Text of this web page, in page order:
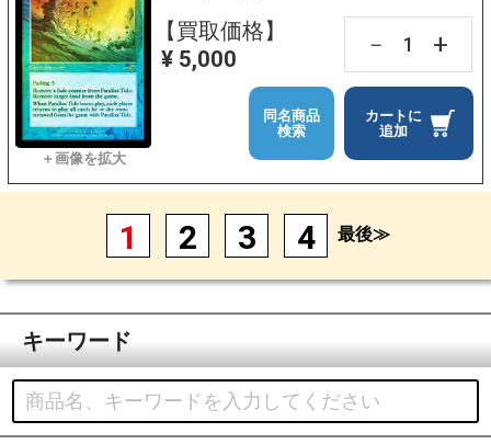
【買取価格】
¥ 5,000
－ +
カートに
追加
同名商品
検索
1 2 3 4 最後≫
キーワード